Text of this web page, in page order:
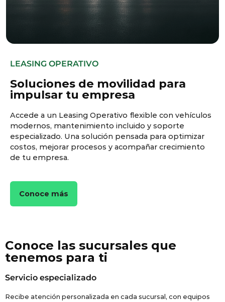
LEASING OPERATIVO
Soluciones de movilidad para
impulsar tu empresa
Accede a un Leasing Operativo flexible con vehículos
modernos, mantenimiento incluido y soporte
especializado. Una solución pensada para optimizar
costos, mejorar procesos y acompañar crecimiento
de tu empresa.
Conoce más
Conoce las sucursales que
tenemos para ti
Servicio especializado
Recibe atención personalizada en cada sucursal, con equipos